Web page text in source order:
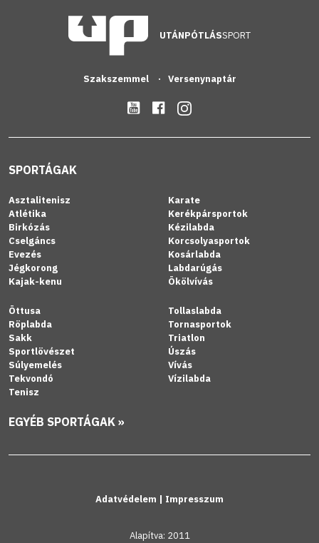
UTÁNPÓTLÁSSPORT
Szakszemmel Versenynaptár
SPORTÁGAK
Asztalitenisz
Atlétika
Birkózás
Cselgáncs
Evezés
Jégkorong
Kajak-kenu
Karate
Kerékpársportok
Kézilabda
Korcsolyasportok
Kosárlabda
Labdarúgás
Ökölvívás
Öttusa
Röplabda
Sakk
Sportlövészet
Súlyemelés
Tekvondó
Tenisz
Tollaslabda
Tornasportok
Triatlon
Úszás
Vívás
Vízilabda
EGYÉB SPORTÁGAK »
Adatvédelem | Impresszum
Alapítva: 2011